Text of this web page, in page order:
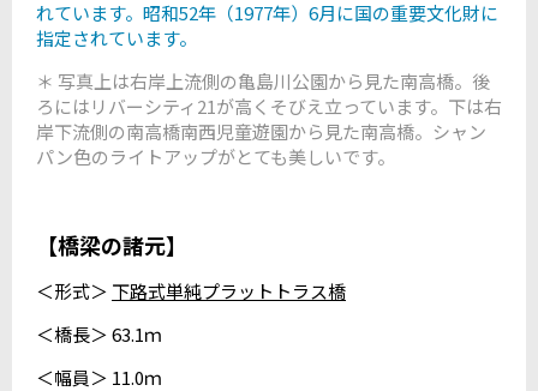
れています。昭和52年（1977年）6月に国の重要文化財に
指定されています。
＊ 写真上は右岸上流側の亀島川公園から見た南高橋。後
ろにはリバーシティ21が高くそびえ立っています。下は右
岸下流側の南高橋南西児童遊園から見た南高橋。シャン
パン色のライトアップがとても美しいです。
【橋梁の諸元】
＜形式＞ 下路式単純プラットトラス橋
＜橋長＞ 63.1ｍ
＜幅員＞ 11.0ｍ